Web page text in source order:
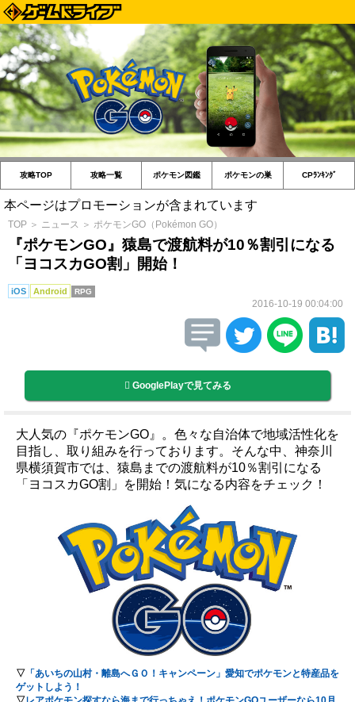
攻略TOP 攻略一覧 ポケモン図鑑 ポケモンの巣 CPﾗﾝｷﾝｸﾞ
本ページはプロモーションが含まれています
TOP ＞ ニュース ＞ ポケモンGO（Pokémon GO）
『ポケモンGO』猿島で渡航料が10％割引になる
「ヨコスカGO割」開始！
iOS Android RPG
2016-10-19 00:04:00
GooglePlayで見てみる
大人気の『ポケモンGO』。色々な自治体で地域活性化を
目指し、取り組みを行っております。そんな中、神奈川
県横須賀市では、猿島までの渡航料が10％割引になる
「ヨコスカGO割」を開始！気になる内容をチェック！
▽ 「あいちの山村・離島へＧＯ！キャンペーン」愛知でポケモンと特産品を
ゲットしよう！